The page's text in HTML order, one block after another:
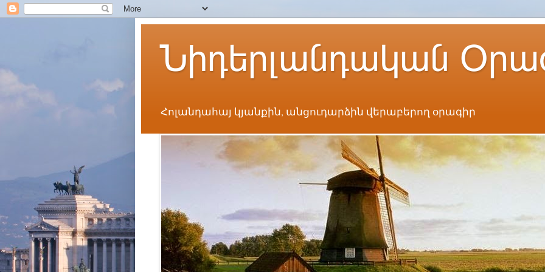
Նիդերլանդական
Հոլանդահայ կյանքին, անցուդարձին վերաբերող օրագիր